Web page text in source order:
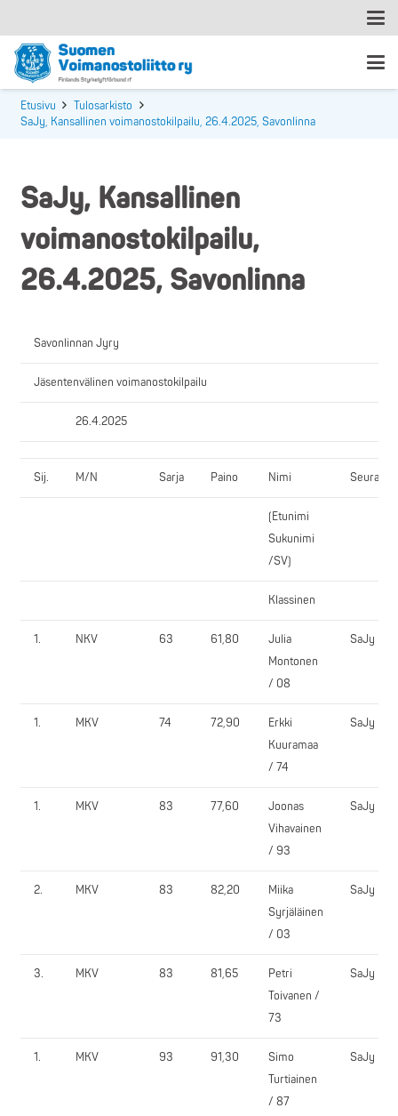
Etusivu
Tulosarkisto
SaJy, Kansallinen voimanostokilpailu, 26.4.2025, Savonlinna
SaJy, Kansallinen
voimanostokilpailu,
26.4.2025, Savonlinna
Savonlinnan Jyry
Jäsentenvälinen voimanostokilpailu
26.4.2025
Sij. M/N Sarja Paino Nimi Seura
(Etunimi
Sukunimi
/SV)
Klassinen
1. NKV 63 61,80
Julia
Montonen
/ 08
SaJy
1. MKV 74 72,90
Erkki
Kuuramaa
/ 74
SaJy
1. MKV 83 77,60
Joonas
Vihavainen
/ 93
SaJy
2. MKV 83 82,20
Miika
Syrjäläinen
/ 03
SaJy
3. MKV 83 81,65
Petri
Toivanen /
73
SaJy
1. MKV 93 91,30
Simo
Turtiainen
/ 87
SaJy